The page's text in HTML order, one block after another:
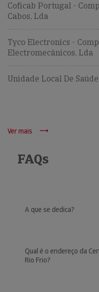
Coficab Portugal -
Cabos, Lda
Tyco Electronics -
Electromecânicos, Lda
Unidade Local De
Ver mais
FAQs
A que se dedica?
Qual é o endereço da
Rio Frio?